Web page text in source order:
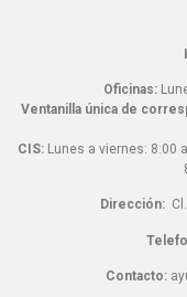
Oficinas:
Ventanilla única de
CIS:Lunes a viernes: 8:00
Dirección:
Contacto: